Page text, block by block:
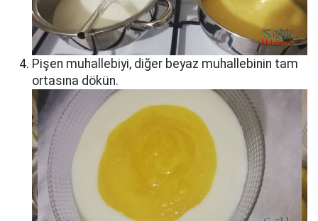
Pişen muhallebiyi, diğer beyaz muhallebinin tam
ortasına dökün.